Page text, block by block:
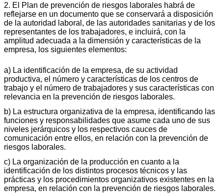
2. El Plan de prevención de riesgos laborales habrá de
reflejarse en un documento que se conservará a disposición
de la autoridad laboral, de las autoridades sanitarias y de los
representantes de los trabajadores, e incluirá, con la
amplitud adecuada a la dimensión y características de la
empresa, los siguientes elementos:
a) La identificación de la empresa, de su actividad
productiva, el número y características de los centros de
trabajo y el número de trabajadores y sus características con
relevancia en la prevención de riesgos laborales.
b) La estructura organizativa de la empresa, identificando las
funciones y responsabilidades que asume cada uno de sus
niveles jerárquicos y los respectivos cauces de
comunicación entre ellos, en relación con la prevención de
riesgos laborales.
c) La organización de la producción en cuanto a la
identificación de los distintos procesos técnicos y las
prácticas y los procedimientos organizativos existentes en la
empresa, en relación con la prevención de riesgos laborales.